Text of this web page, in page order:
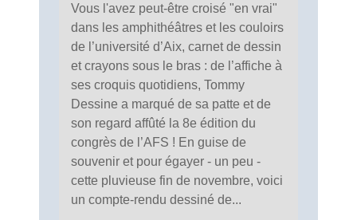
Vous l'avez peut-être croisé "en vrai"
dans les amphithéâtres et les couloirs
de l’université d’Aix, carnet de dessin
et crayons sous le bras : de l’affiche à
ses croquis quotidiens, Tommy
Dessine a marqué de sa patte et de
son regard affûté la 8e édition du
congrès de l’AFS ! En guise de
souvenir et pour égayer - un peu -
cette pluvieuse fin de novembre, voici
un compte-rendu dessiné de...